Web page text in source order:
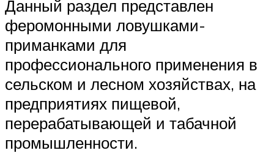
Данный раздел представлен
феромонными ловушками-
приманками для
профессионального применения в
сельском и лесном хозяйствах, на
предприятиях пищевой,
перерабатывающей и табачной
промышленности.